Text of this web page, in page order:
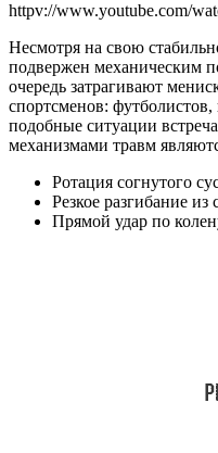
httpv://www.youtube.com/
Несмотря на свою
подвержен механическим
очередь затрагивают
спортсменов:
подобные ситуации
механизмами травм
Ротация согнутого
Резкое разгибание
Прямой удар по